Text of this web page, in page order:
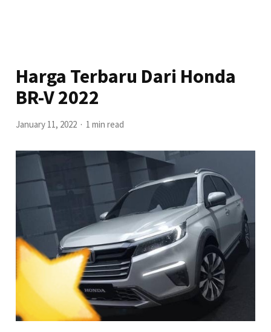
Harga Terbaru Dari Honda
BR-V 2022
January 11, 2022 1 min read